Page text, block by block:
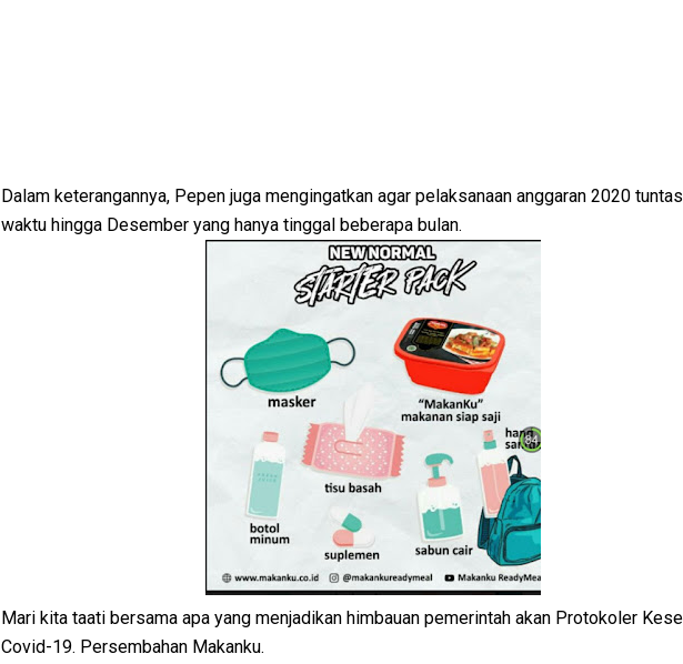
Dalam keterangannya, Pepen juga mengingatkan agar pelaksanaan anggaran 2020
waktu hingga Desember yang hanya tinggal beberapa bulan.
Mari kita taati bersama apa yang menjadikan himbauan pemerintah akan Protokoler
Covid-19. Persembahan Makanku.